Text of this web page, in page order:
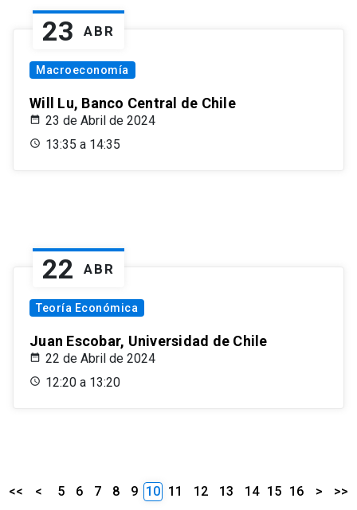
23 ABR
Macroeconomía
Will Lu, Banco Central de Chile
23 de Abril de 2024
13:35 a 14:35
22 ABR
Teoría Económica
Juan Escobar, Universidad de Chile
22 de Abril de 2024
12:20 a 13:20
<< < 5 6 7 8 9 10 11 12 13 14 15 16 > >>